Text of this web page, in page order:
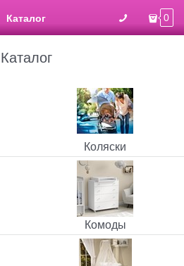
Каталог 0
Каталог
Коляски
Комоды